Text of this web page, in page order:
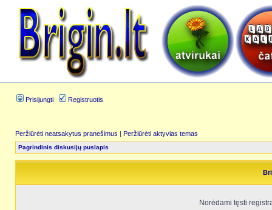
Prisijungti Registruotis
Peržiūrėti neatsakytus pranešimus | Peržiūrėti aktyvias temas
Pagrindinis diskusijų puslapis
Norėdami tęsti